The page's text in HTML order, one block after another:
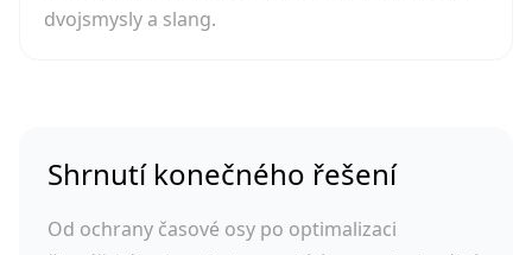
dvojsmysly a slang.
Shrnutí konečného řešení
Od ochrany časové osy po optimalizaci